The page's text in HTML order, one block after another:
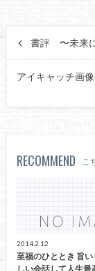
書評 〜未来
アイキャッチ画
RECOMMEND こ
2014.2.12
至福のひととき 旨
しい会話して人生最